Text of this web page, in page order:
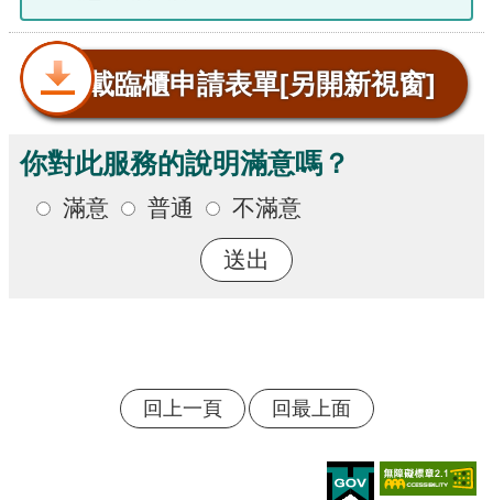
下載臨櫃申請表單[另開新視窗]
你對此服務的說明滿意嗎？
滿意 普通 不滿意
回上一頁 回最上面